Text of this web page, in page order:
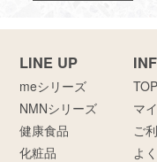
LINE UP
meシリーズ
NMNシリーズ
健康食品
化粧品
TOP
マ
ご
よ